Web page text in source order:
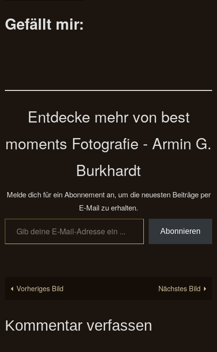
Gefällt mir:
Entdecke mehr von best
moments Fotografie - Armin G.
Burkhardt
Melde dich für ein Abonnement an, um die neuesten Beiträge per
E-Mail zu erhalten.
Gib deine E-Mail-Adresse ein ...
Abonnieren
Vorheriges Bild Nächstes Bild
Kommentar verfassen